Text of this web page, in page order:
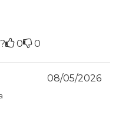
0 0
08/05/2026